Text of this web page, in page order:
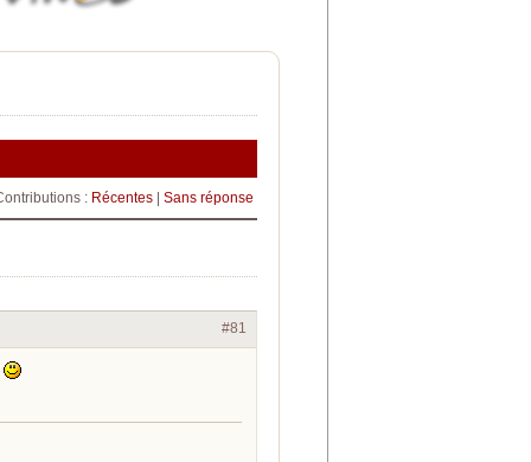
: Récentes Sans réponse
#81